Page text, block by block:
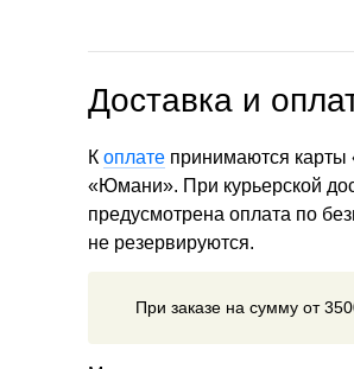
Доставка и
К оплате принимаются
«Юмани». При курьерской
предусмотрена оплата по
не резервируются.
При заказе на сумму от